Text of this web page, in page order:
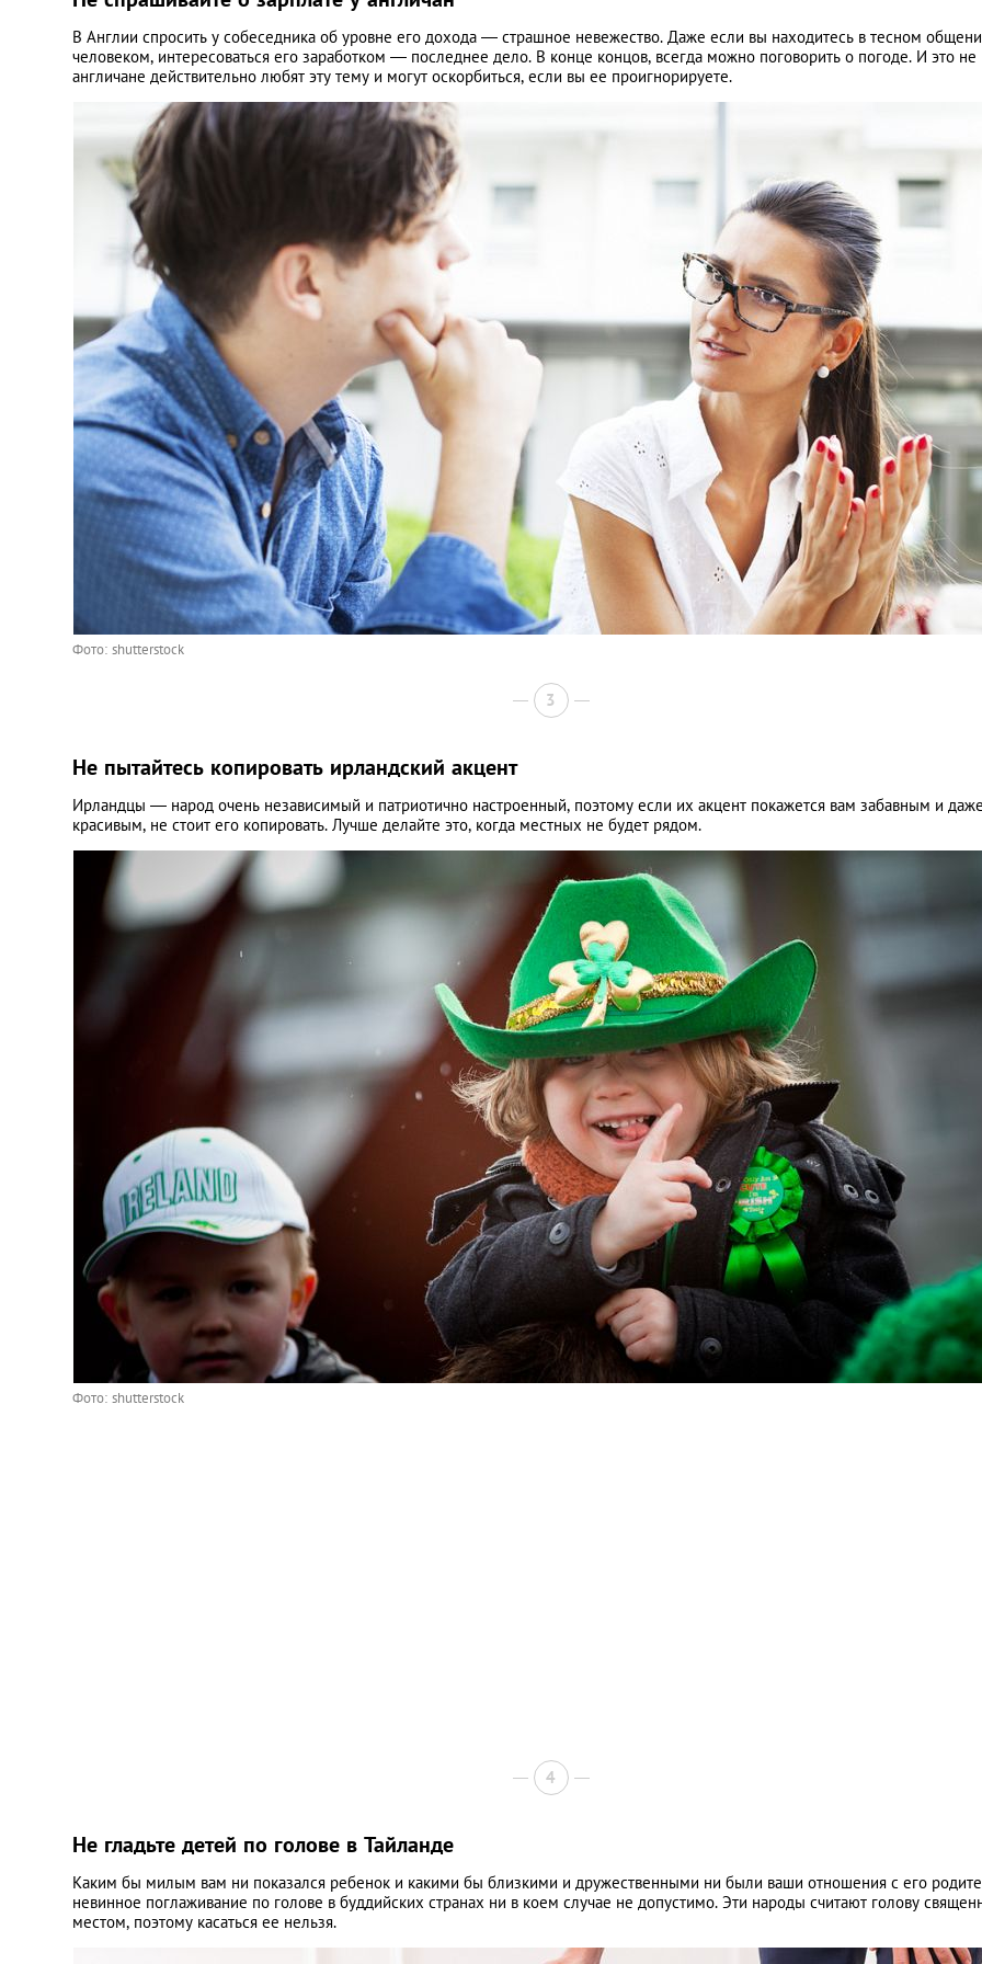
В Англии спросить у собеседника об уровне его дохода — страшное невежество. Даже если вы находитесь в тесном
человеком, интересоваться его заработком — последнее дело. В конце концов, всегда можно поговорить о погоде. И это
англичане действительно любят эту тему и могут оскорбиться, если вы ее проигнорируете.
Фото: shutterstock
3
Не пытайтесь копировать ирландский акцент
Ирландцы — народ очень независимый и патриотично настроенный, поэтому если их акцент покажется вам забавным и
красивым, не стоит его копировать. Лучше делайте это, когда местных не будет рядом.
Фото: shutterstock
4
Не гладьте детей по голове в Тайланде
Каким бы милым вам ни показался ребенок и какими бы близкими и дружественными ни были ваши отношения с его
невинное поглаживание по голове в буддийских странах ни в коем случае не допустимо. Эти народы считают голову
местом, поэтому касаться ее нельзя.